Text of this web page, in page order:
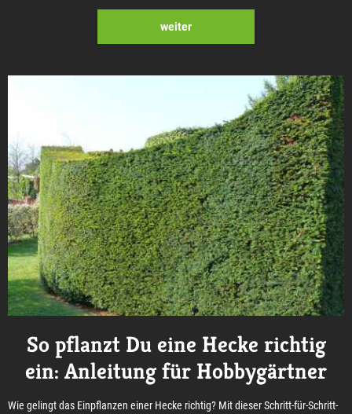
weiter
So pflanzt Du eine Hecke richtig
ein: Anleitung für Hobbygärtner
Wie gelingt das Einpflanzen einer Hecke richtig? Mit dieser Schritt-für-Schritt-